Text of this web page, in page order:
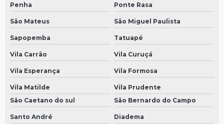
Penha Ponte Rasa
São Mateus São Miguel Paulista
Sapopemba Tatuapé
Vila Carrão Vila Curuçá
Vila Esperança Vila Formosa
Vila Matilde
Vila Prudente
São Caetano do sul
São Bernardo do Campo
Santo André Diadema